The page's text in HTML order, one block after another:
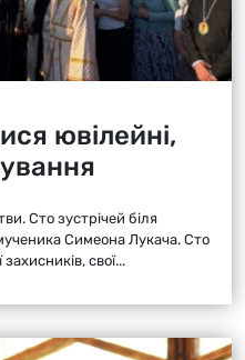
ювілейні,
Сто зустрічей біля
Симеона Лукача. Сто
захисників, свої...